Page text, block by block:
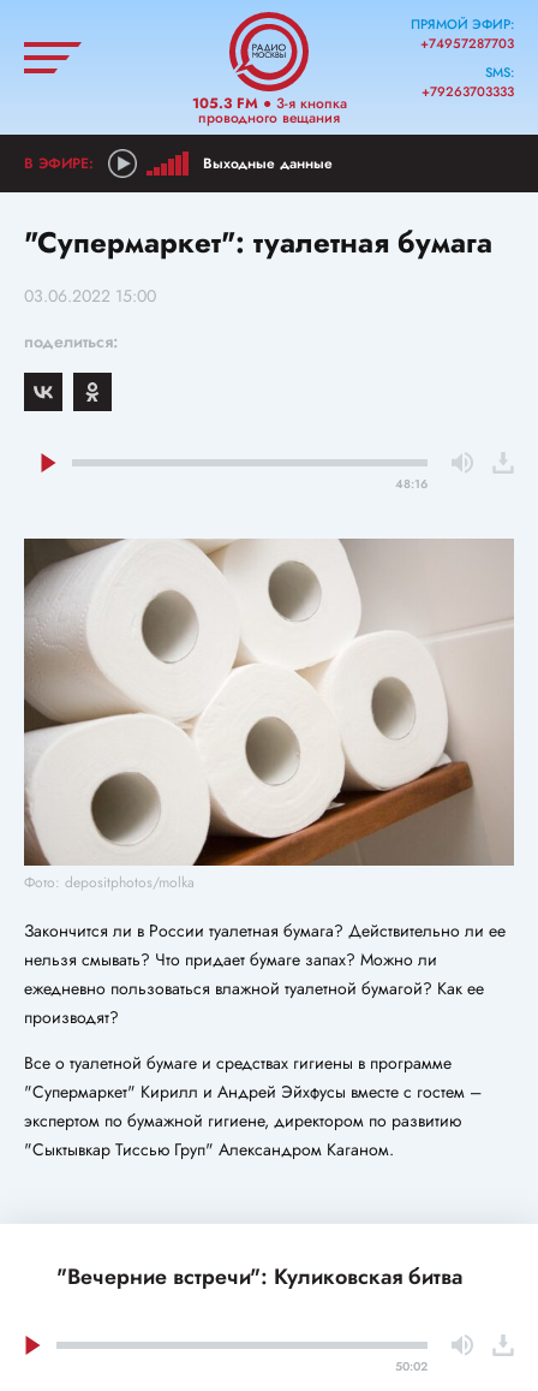
105.3 FM● 3-я кнопка
проводного вещания
ПРЯМОЙ ЭФИР:
+74957287703
SMS:
+79263703333
Выходные данные
"Супермаркет": туалетная бумага
03.06.2022 15:00
поделиться:
48:16
Фото: depositphotos/molka
Закончится ли в России туалетная бумага? Действительно ли ее
нельзя смывать? Что придает бумаге запах? Можно ли
ежедневно пользоваться влажной туалетной бумагой? Как ее
производят?
Все о туалетной бумаге и средствах гигиены в программе
"Супермаркет" Кирилл и Андрей Эйхфусы вместе с гостем –
экспертом по бумажной гигиене, директором по развитию
"Сыктывкар Тиссью Груп" Александром Каганом.
"Вечерние встречи": Куликовская битва
50:02